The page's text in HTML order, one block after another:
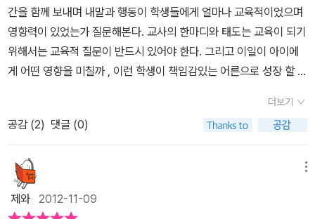
간을 함께 보내며 내말과 행동이 학생들에게 얼마나 교육적이었으며
영향력이 있었는가 질문해본다. 교사의 한마디와 태도는 교육이 되기
위해서는 교육적 질문이 반드시 있어야 한다. 그리고 이일이 아이에
게 어떤 영향을 미칠까 , 이런 학생이 책임감있는 어른으로 성장 할 수
다. 또한 내 감성이 메마르고 동심이 사라졌다는 이유로 아이들이 체
험하고 경험할 수 있는 분위기 마저 박탈해버렸던 지난날이 참 반성
이 된다. 몇일전 행복한 왕자를 읽어줄때 나의 내면의 아름다움과 감
성이 이야기 자체의 분위기와 잘 어우러졌던가... 그리고 그 책의 여운
을 학생들에게 전해주고자 나또한 그런 분위기에 취할 줄 알았던가...
아니다.. 나는 충분히 지쳐서 나가떨어지고 허무해지며, 책을 읽어주
더보기
공감 (2) 댓글 (0)
제와 2012-11-09